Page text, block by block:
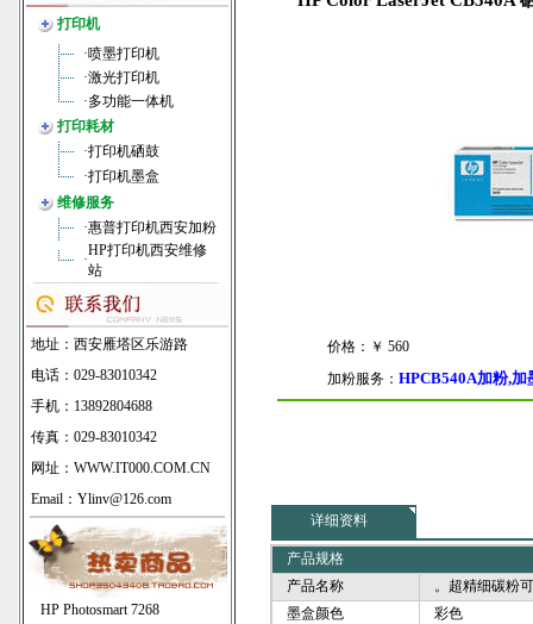
打印机
·喷墨打印机
·激光打印机
·多功能一体机
打印耗材
·打印机硒鼓
·打印机墨盒
维修服务
·惠普打印机西安加粉
·
HP打印机西安维修
站
地址：西安雁塔区乐游路
电话：029-83010342
手机：13892804688
传真：029-83010342
网址： WWW.IT000.COM.CN
Email：Ylinv@126.com
HP Photosmart 7268
价格：￥ 560
加粉服务： HPCB540A加粉,加
详细资料
产品规格
产品名称
。超精细碳粉
墨盒颜色
彩色